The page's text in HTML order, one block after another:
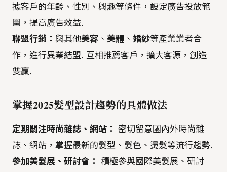
據客戶的年齡、性別、興趣等條件，設定廣告投放範
圍，提高廣告效益.
聯盟行銷： 與其他美容 、 美體 、 婚紗等產業業者合
作，進行異業結盟. 互相推薦客戶，擴大客源，創造
雙贏.
掌握2025髮型設計趨勢的具體做法
定期關注時尚雜誌、網站： 密切留意國內外時尚雜
誌、網站，掌握最新的髮型、髮色、燙髮等流行趨勢.
參加美髮展、研討會：
積極參與國際美髮展、研討